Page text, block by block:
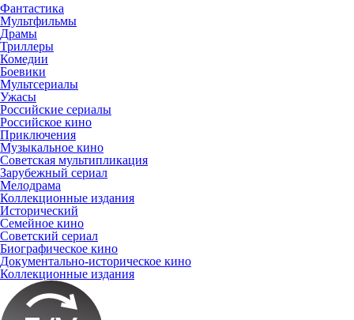
Фантастика
Мультфильмы
Драмы
Триллеры
Комедии
Боевики
Мультсериалы
Ужасы
Российские сериалы
Российское кино
Приключения
Музыкальное кино
Советская мультипликация
Зарубежный сериал
Мелодрама
Коллекционные издания
Исторический
Семейное кино
Советский сериал
Биографическое кино
Документально-историческое кино
Коллекционные издания